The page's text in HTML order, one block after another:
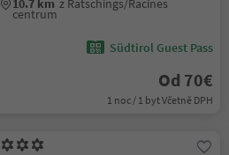
10.7 km z Ratschings/Racines
centrum
Südtirol Guest Pass
Od 70€
1 noc / 1 byt Včetně DPH